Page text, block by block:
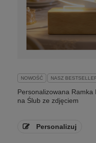
NOWOŚĆ NASZ
Personalizowana Ramka
na Ślub ze zdjęciem
Personalizuj